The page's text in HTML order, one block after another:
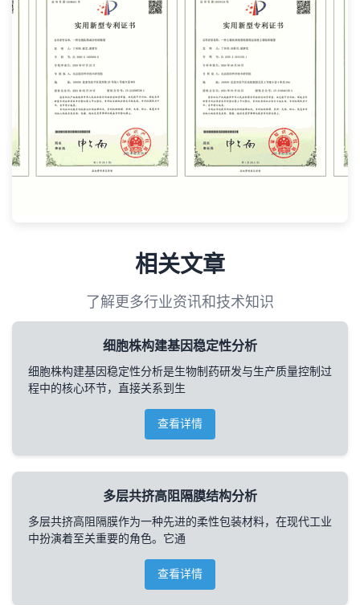
相关文章
了解更多行业资讯和技术知识
细胞株构建基因稳定性分析
细胞株构建基因稳定性分析是生物制药研发与生产质量控制过
程中的核心环节，直接关系到生
查看详情
多层共挤高阻隔膜结构分析
多层共挤高阻隔膜作为一种先进的柔性包装材料，在现代工业
中扮演着至关重要的角色。它通
查看详情